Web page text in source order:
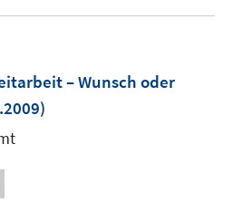
– Wunsch oder